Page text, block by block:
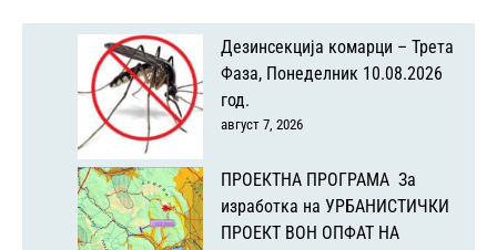
Дезинсекција комарци – Трета
Фаза, Понеделник 10.08.2026
год.
август 7, 2026
ПРОЕКТНА ПРОГРАМА За
изработка на УРБАНИСТИЧКИ
ПРОЕКТ ВОН ОПФАТ НА